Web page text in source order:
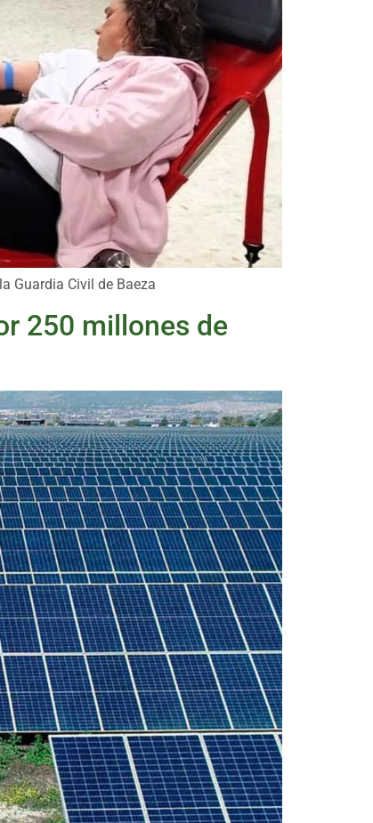
Guardia Civil de Baeza
250 millones de